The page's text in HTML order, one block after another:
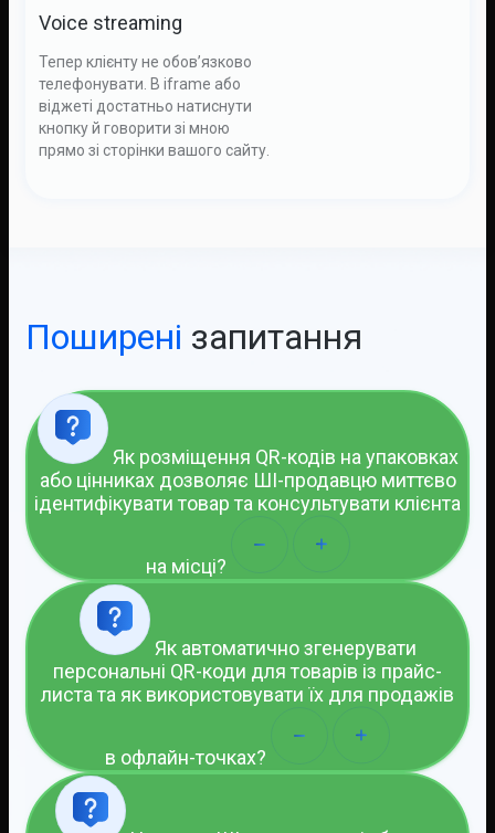
Voice streaming
Тепер клієнту не обов’язково
телефонувати. В iframe або
віджеті достатньо натиснути
кнопку й говорити зі мною
прямо зі сторінки вашого сайту.
Поширені запитання
Як розміщення QR-кодів на упаковках
або цінниках дозволяє ШІ-продавцю миттєво
ідентифікувати товар та консультувати клієнта
на місці?
Як автоматично згенерувати
персональні QR-коди для товарів із прайс-
листа та як використовувати їх для продажів
в офлайн-точках?